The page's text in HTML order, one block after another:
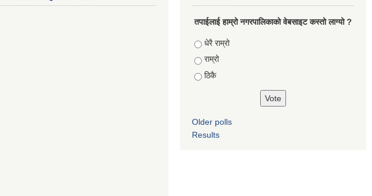
तपाईलाई हाम्रो नगरपालिकाको वेबसाइट कस्तो लाग्यो ?
Choices
धेरै राम्रो
राम्रो
ठिकै
Older polls
Results